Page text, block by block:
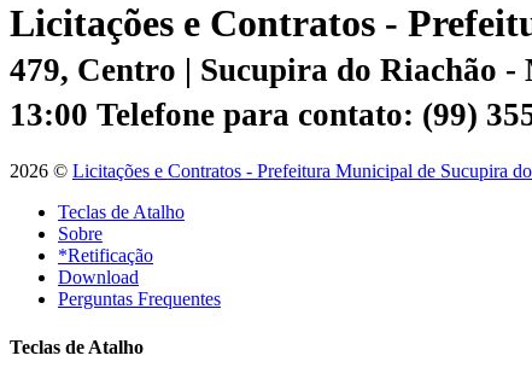
Licitações e Contratos -
479, Centro | Sucupira do Riachão -
13:00 Telefone para contato: (99)
2026 © Licitações e Contratos - Prefeitura Municipal de Sucupira
Teclas de Atalho
Sobre
*Retificação
Download
Perguntas Frequentes
Teclas de Atalho